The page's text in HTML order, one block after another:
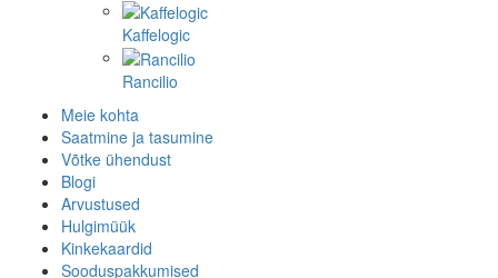
Kaffelogic
Rancilio
Meie kohta
Saatmine ja tasumine
Võtke ühendust
Blogi
Arvustused
Hulgimüük
Kinkekaardid
Sooduspakkumised